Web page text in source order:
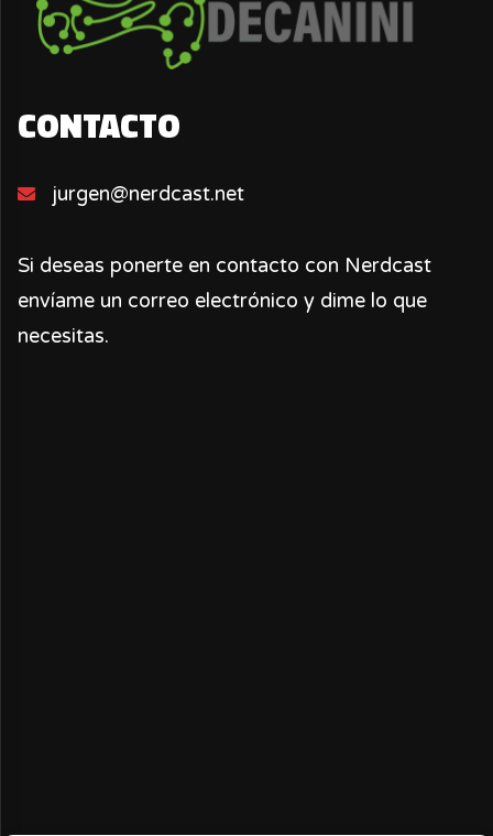
CONTACTO
jurgen@nerdcast.net
Si deseas ponerte en contacto con Nerdcast
envíame un correo electrónico y dime lo que
necesitas.